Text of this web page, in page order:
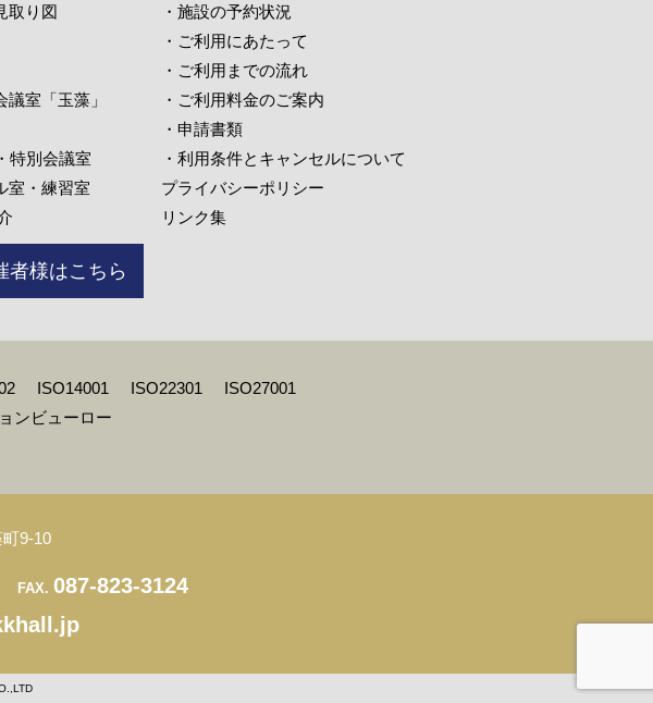
取り図
議室「玉藻」
特別会議室
室・練習室
・施設の予約状況
・ご利用にあたって
・ご利用までの流れ
・ご利用料金のご案内
・申請書類
・利用条件とキャンセルについて
プライバシーポリシー
リンク集
者様はこちら
ISO14001 ISO22301
ISO27001
ンビューロー
9-10
FAX. 087-823-3124